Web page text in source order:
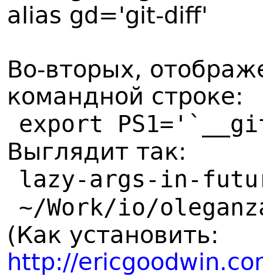
alias gd='git-diff'
Во-вторых,
командной строке:
export
Выглядит так:
lazy-args-in-
~/Work/io/
(Как установить:
http://